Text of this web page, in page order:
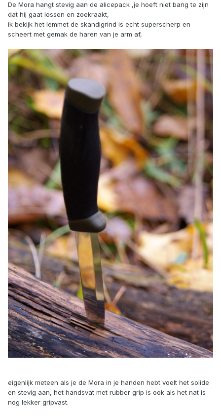
De Mora hangt stevig aan de alicepack ,je hoeft niet bang te zijn
dat hij gaat lossen en zoekraakt,
ik bekijk het lemmet de skandigrind is echt superscherp en
scheert met gemak de haren van je arm af,
eigenlijk meteen als je de Mora in je handen hebt voelt het solide
en stevig aan, het handsvat met rubber grip is ook als het nat is
nog lekker gripvast.